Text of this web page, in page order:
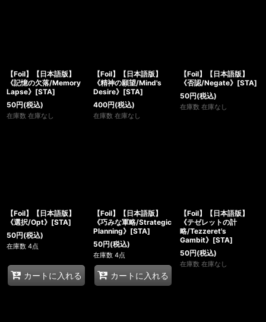
【Foil】【日本語版】
《記憶の欠落/Memory
Lapse》[STA]
50円(税込)
在庫数 在庫なし
【Foil】【日本語版】
《精神の願望/Mind's
Desire》[STA]
400円(税込)
在庫数 在庫なし
【Foil】【日本語版】
《否認/Negate》[STA]
50円(税込)
在庫数 在庫なし
【Foil】【日本語版】
《選択/Opt》[STA]
50円(税込)
在庫数 4点
カートに入れる
【Foil】【日本語版】
《巧みな軍略/Strategic
Planning》[STA]
50円(税込)
在庫数 4点
カートに入れる
【Foil】【日本語版】
《テゼレットの計
略/Tezzeret's
Gambit》[STA]
50円(税込)
在庫数 在庫なし